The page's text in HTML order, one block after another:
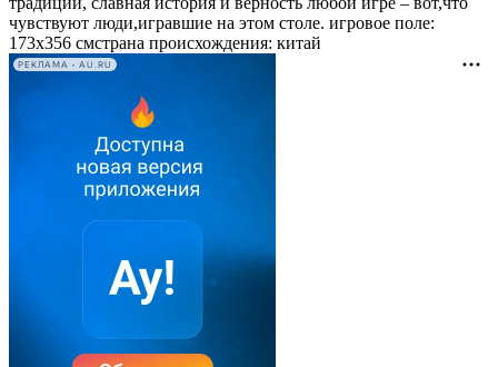
чувствуют люди,игравшие на этом столе. игровое поле:
173х356 смстрана происхождения: китай
РЕКЛАМА • AU.RU